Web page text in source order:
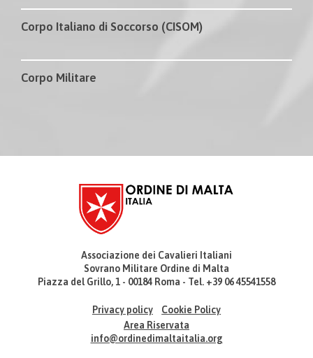
Corpo Italiano di Soccorso (CISOM)
Corpo Militare
Associazione dei Cavalieri Italiani
Sovrano Militare Ordine di Malta
Piazza del Grillo, 1 - 00184 Roma - Tel. +39 06 45541558
Privacy policy
Cookie Policy
Area Riservata
info@ordinedimaltaitalia.org